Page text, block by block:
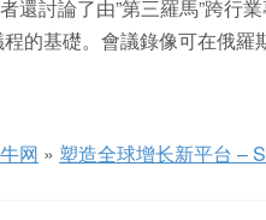
還討論了由”第三羅馬”跨行
的基礎。會議錄像可在俄羅
网 » 塑造全球增长新平台 –